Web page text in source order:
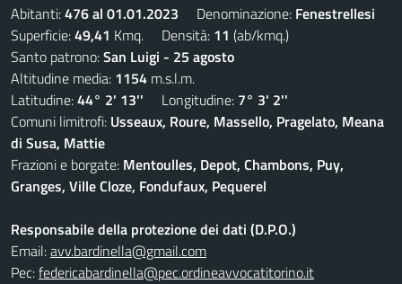
Abitanti:476 al 01.01.2023 Denominazione: Fenestrellesi
Superficie:49,41 Kmq. Densità: 11 (ab/kmq.)
Santo patrono:San Luigi - 25 agosto
Altitudine media: 1154 m.s.l.m.
Latitudine:44° 2' 13'' Longitudine: 7° 3' 2''
Comuni limitrofi: Usseaux, Roure, Massello, Pragelato, Meana
di Susa, Mattie
Frazioni e borgate: Mentoulles, Depot, Chambons, Puy,
Granges, Ville Cloze, Fondufaux, Pequerel
Responsabile della protezione dei dati (D.P.O.)
Email:avv.bardinella@gmail.com
Pec:federicabardinella@pec.ordineavvocatitorino.it